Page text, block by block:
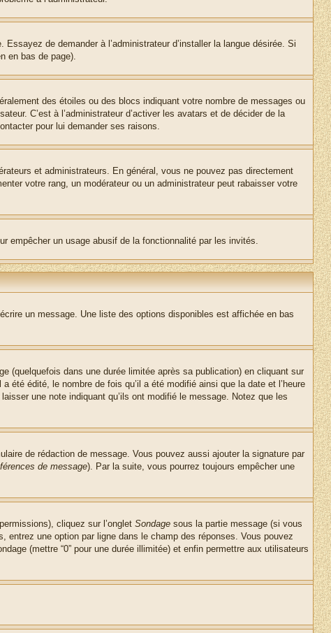
de demander à l’administrateur d’installer la langue désirée. Si
en bas de page).
des étoiles ou des blocs indiquant votre nombre de messages ou
C’est à l’administrateur d’activer les avatars et de décider de la
pour lui demander ses raisons.
et administrateurs. En général, vous ne pouvez pas directement
votre rang, un modérateur ou un administrateur peut rabaisser votre
empêcher un usage abusif de la fonctionnalité par les invités.
un message. Une liste des options disponibles est affichée en bas
(quelquefois dans une durée limitée après sa publication) en cliquant sur
été édité, le nombre de fois qu’il a été modifié ainsi que la date et l’heure
une note indiquant qu’ils ont modifié le message. Notez que les
de rédaction de message. Vous pouvez aussi ajouter la signature par
de message). Par la suite, vous pourrez toujours empêcher une
cliquez sur l’onglet Sondage sous la partie message (si vous
une option par ligne dans le champ des réponses. Vous pouvez
(mettre “0” pour une durée illimitée) et enfin permettre aux utilisateurs